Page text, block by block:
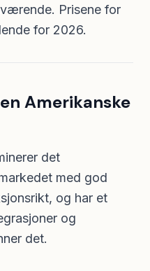
Prisene for
for 2026.
Amerikanske
det
med god
og har et
og
det.